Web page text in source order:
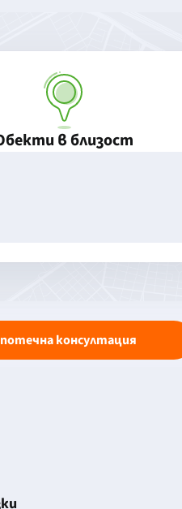
в близост
консултация